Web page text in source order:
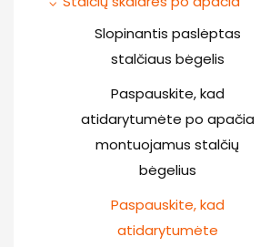
Nerūdijančio plieno vyris
Specialus kampinis vyris
3D Soft Close vyris
Aliuminio durų vyris
Prabangi stalčių dėžutė
(apvalus baras)
Prabangi stalčių dėžutė
(„Squard Bar“)
Plona stalčių dėžutė
(atidaroma spaudžiant ir
švelniai uždaroma)
Slopinantis paslėptas
stalčiaus bėgelis
Paspauskite, kad
atidarytumėte po apačia
montuojamus stalčių
bėgelius
Paspauskite, kad
atidarytumėte